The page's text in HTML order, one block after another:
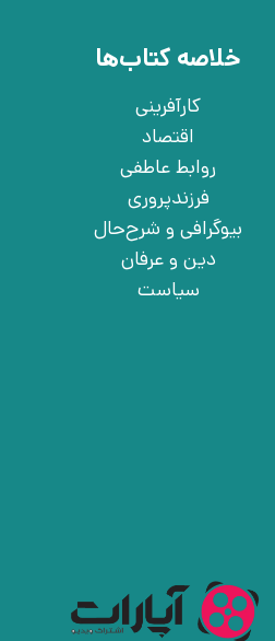
خلاصه کتاب‌ها
کارآفرینی
اقتصاد
روابط عاطفی
فرزندپروری
بیوگرافی و شرح‌حال
دین و عرفان
سیاست